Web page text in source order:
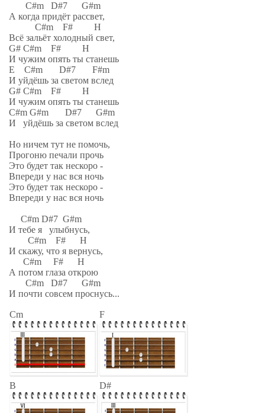
C#m D#7 G#m
А когда придёт рассвет,
C#m F# H
Всё зальёт холодный свет,
G# C#m F# H
И чужим опять ты станешь
E C#m D#7 F#m
И уйдёшь за светом вслед
G# C#m F# H
И чужим опять ты станешь
C#m G#m D#7 G#m
И уйдёшь за светом вслед
Но ничем тут не помочь,
Прогоню печали прочь
Это будет так нескоро -
Впереди у нас вся ночь
Это будет так нескоро -
Впереди у нас вся ночь
C#m D#7 G#m
И тебе я улыбнусь,
C#m F# H
И скажу, что я вернусь,
C#m F# H
А потом глаза открою
C#m D#7 G#m
И почти совсем проснусь...
Cm F
B D#